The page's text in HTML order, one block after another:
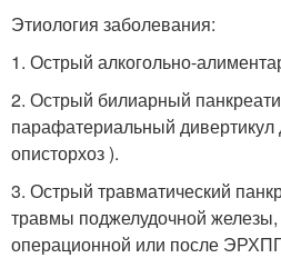
Этиология заболевания:
1. Острый алкогольно-
2. Острый билиарный
парафатериальный дивертикул
описторхоз ).
3. Острый травматический
травмы поджелудочной
операционной или после